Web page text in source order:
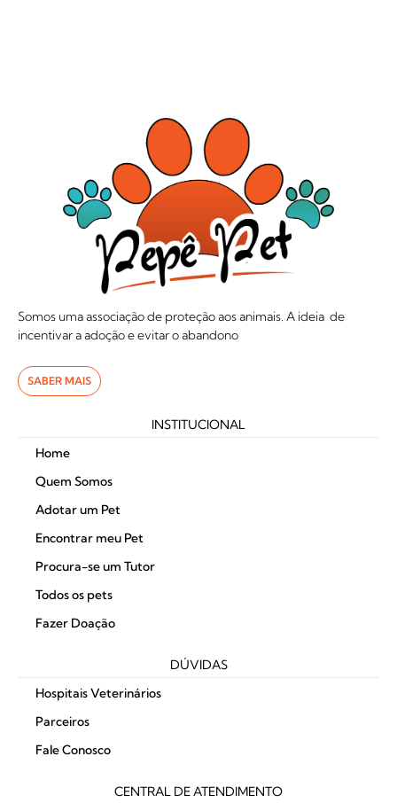
Somos uma associação de proteção aos animais. A ideia de
incentivar a adoção e evitar o abandono
SABER MAIS
INSTITUCIONAL
Home
Quem Somos
Adotar um Pet
Encontrar meu Pet
Procura-se um Tutor
Todos os pets
Fazer Doação
DÚVIDAS
Hospitais Veterinários
Parceiros
Fale Conosco
CENTRAL DE ATENDIMENTO